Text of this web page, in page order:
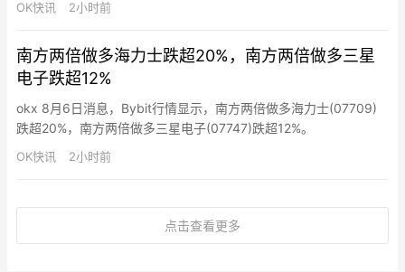
OK快讯 2小时前
南方两倍做多海力士跌超20%，南方两倍做多三星
电子跌超12%
okx 8月6日消息，Bybit行情显示，南方两倍做多海力士(07709)
跌超20%，南方两倍做多三星电子(07747)跌超12%。
OK快讯 2小时前
点击查看更多